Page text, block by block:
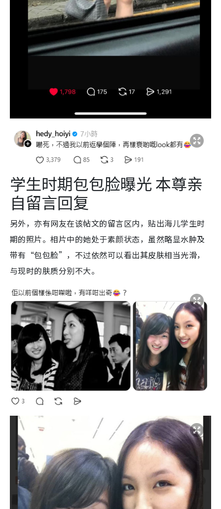
学生时期包包脸曝光 本尊亲
自留言回复
另外，亦有网友在该帖文的留言区内，贴出海儿学生时
期的照片。相片中的她处于素颜状态，虽然略显水肿及
带有“包包脸”，不过依然可以看出其皮肤相当光滑，
与现时的肤质分别不大。